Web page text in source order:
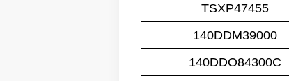
TSXP47455
140DDM39000
140DDO84300C